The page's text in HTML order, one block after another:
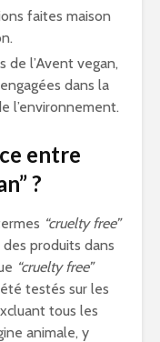
faites maison
de l’Avent vegan,
dans la
l’environnement.
entre
?
“cruelty free”
des produits dans
“cruelty free”
testés sur les
tous les
animale, y